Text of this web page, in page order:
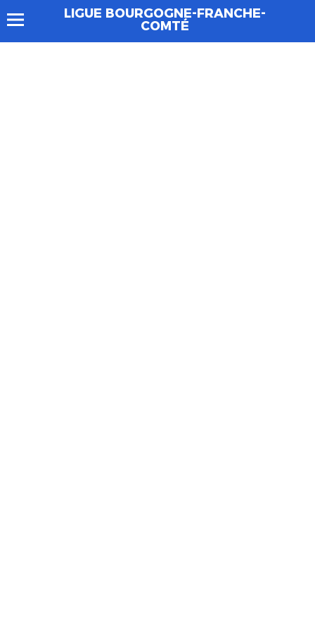
LIGUE BOURGOGNE-FRANCHE-
COMTÉ